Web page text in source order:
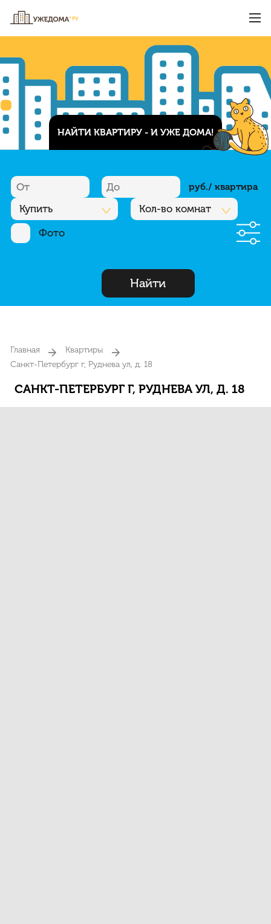
НАЙТИ КВАРТИРУ - И УЖЕ ДОМА!
Купить Кол-во комнат
руб./ квартира
Фото
Найти
Главная
Квартиры
Санкт-Петербург г, Руднева ул, д. 18
САНКТ-ПЕТЕРБУРГ Г, РУДНЕВА УЛ, Д. 18